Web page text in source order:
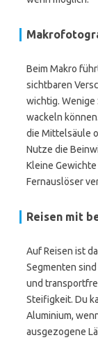
Beim Makro
sichtbaren
wichtig.
wackeln
die Mittelsäule
Nutze die
Kleine
Fernauslöser
Reisen mit
Auf Reisen ist
Segmenten
und
Steifigkeit. Du
Aluminium,
ausgezogene